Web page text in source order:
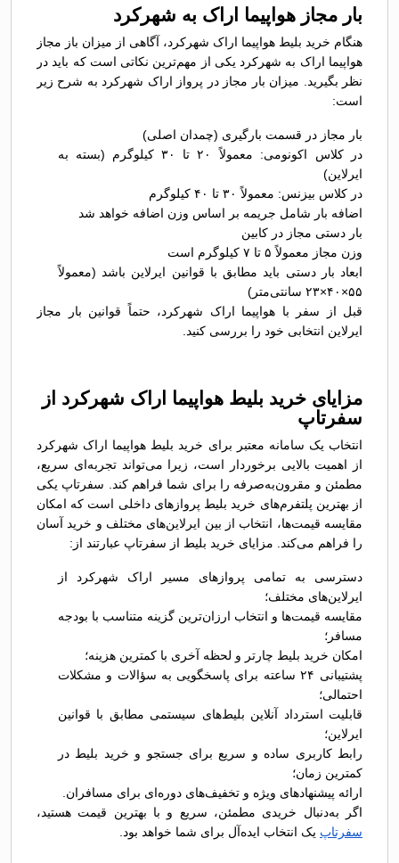
بار مجاز هواپیما اراک به شهرکرد
هنگام خرید بلیط هواپیما اراک شهرکرد، آگاهی از میزان باز مجاز
هواپیما اراک به شهرکرد یکی از مهم‌ترین نکاتی است که باید در
نظر بگیرید. میزان بار مجاز در پرواز اراک شهرکرد به شرح زیر
است:
بار مجاز در قسمت بارگیری (چمدان اصلی)
در کلاس اکونومی: معمولاً ۲۰ تا ۳۰ کیلوگرم (بسته به
ایرلاین)
در کلاس بیزنس: معمولاً ۳۰ تا ۴۰ کیلوگرم
اضافه بار شامل جریمه بر اساس وزن اضافه خواهد شد
بار دستی مجاز در کابین
وزن مجاز معمولاً ۵ تا ۷ کیلوگرم است
ابعاد بار دستی باید مطابق با قوانین ایرلاین باشد (معمولاً
۵۵×۴۰×۲۳ سانتی‌متر)
قبل از سفر با هواپیما اراک شهرکرد، حتماً قوانین بار مجاز
ایرلاین انتخابی خود را بررسی کنید.
مزایای خرید بلیط هواپیما اراک شهرکرد از
سفرتاپ
انتخاب یک سامانه معتبر برای خرید بلیط هواپیما اراک شهرکرد
از اهمیت بالایی برخوردار است، زیرا می‌تواند تجربه‌ای سریع،
مطمئن و مقرون‌به‌صرفه را برای شما فراهم کند. سفرتاپ یکی
از بهترین پلتفرم‌های خرید بلیط پروازهای داخلی است که امکان
مقایسه قیمت‌ها، انتخاب از بین ایرلاین‌های مختلف و خرید آسان
را فراهم می‌کند. مزایای خرید بلیط از سفرتاپ عبارتند از:
دسترسی به تمامی پروازهای مسیر اراک شهرکرد از
ایرلاین‌های مختلف؛
مقایسه قیمت‌ها و انتخاب ارزان‌ترین گزینه متناسب با بودجه
مسافر؛
امکان خرید بلیط چارتر و لحظه آخری با کمترین هزینه؛
پشتیبانی ۲۴ ساعته برای پاسخگویی به سؤالات و مشکلات
احتمالی؛
قابلیت استرداد آنلاین بلیط‌های سیستمی مطابق با قوانین
ایرلاین؛
رابط کاربری ساده و سریع برای جستجو و خرید بلیط در
کمترین زمان؛
ارائه پیشنهادهای ویژه و تخفیف‌های دوره‌ای برای مسافران.
اگر به‌دنبال خریدی مطمئن، سریع و با بهترین قیمت هستید،
سفرتاپ یک انتخاب ایده‌آل برای شما خواهد بود.